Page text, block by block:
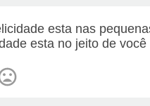
esta nas
esta no jeito de você